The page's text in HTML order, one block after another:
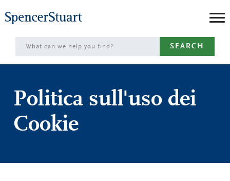
to
Main
Content
SEARCH
Politica sull'uso dei
Cookie